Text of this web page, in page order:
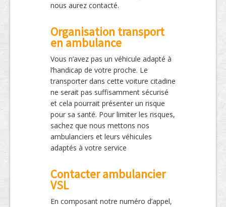
nous aurez contacté.
Organisation transport
en ambulance
Vous n’avez pas un véhicule adapté à
l’handicap de votre proche. Le
transporter dans cette voiture citadine
ne serait pas suffisamment sécurisé
et cela pourrait présenter un risque
pour sa santé. Pour limiter les risques,
sachez que nous mettons nos
ambulanciers et leurs véhicules
adaptés à votre service
Contacter ambulancier
VSL
En composant notre numéro d’appel,